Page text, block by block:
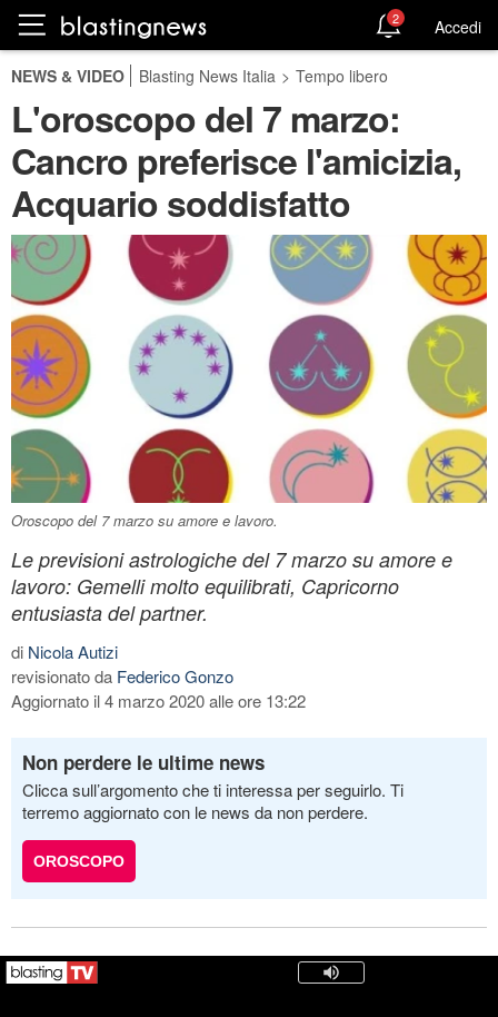
2 Accedi
NEWS & VIDEO Blasting News Italia > Tempo libero
L'oroscopo del 7 marzo:
Cancro preferisce l'amicizia,
Acquario soddisfatto
Oroscopo del 7 marzo su amore e lavoro.
Le previsioni astrologiche del 7 marzo su amore e
lavoro: Gemelli molto equilibrati, Capricorno
entusiasta del partner.
di Nicola Autizi
revisionato da Federico Gonzo
Aggiornato il 4 marzo 2020 alle ore 13:22
Non perdere le ultime news
Clicca sull’argomento che ti interessa per seguirlo. Ti
terremo aggiornato con le news da non perdere.
OROSCOPO